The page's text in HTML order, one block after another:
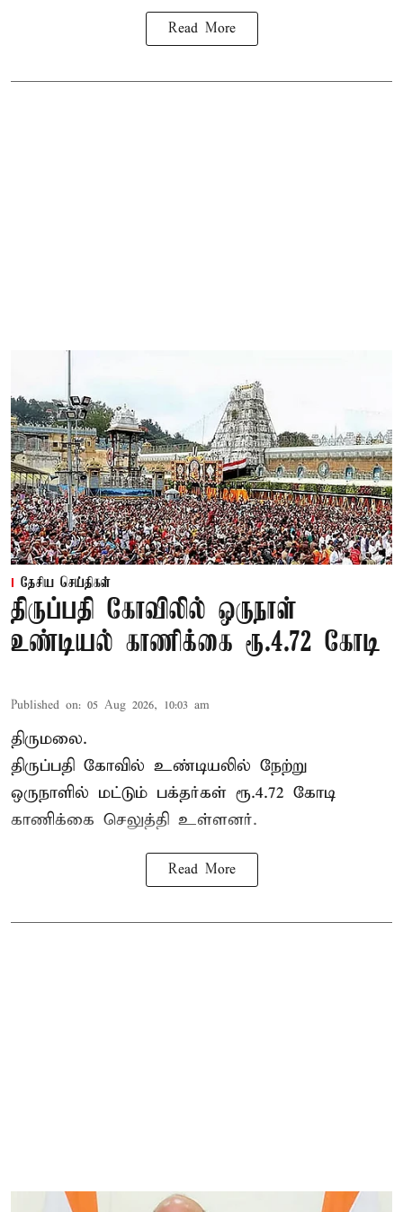
Read More
தேசிய செய்திகள்
திருப்பதி கோவிலில் ஒருநாள்
உண்டியல் காணிக்கை ரூ.4.72 கோடி
Published on: 05 Aug 2026, 10:03 am
திருமலை.
திருப்பதி கோவில் உண்டியலில் நேற்று
ஒருநாளில் மட்டும் பக்தர்கள் ரூ.4.72 கோடி
காணிக்கை செலுத்தி உள்ளனர்.
Read More